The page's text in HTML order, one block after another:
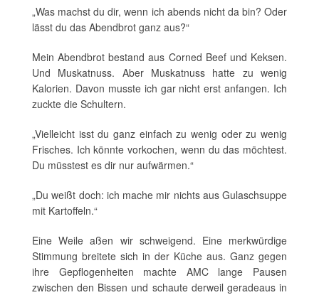
„Was machst du dir, wenn ich abends nicht da bin? Oder
lässt du das Abendbrot ganz aus?“
Mein Abendbrot bestand aus Corned Beef und Keksen.
Und Muskatnuss. Aber Muskatnuss hatte zu wenig
Kalorien. Davon musste ich gar nicht erst anfangen. Ich
zuckte die Schultern.
„Vielleicht isst du ganz einfach zu wenig oder zu wenig
Frisches. Ich könnte vorkochen, wenn du das möchtest.
Du müsstest es dir nur aufwärmen.“
„Du weißt doch: ich mache mir nichts aus Gulaschsuppe
mit Kartoffeln.“
Eine Weile aßen wir schweigend. Eine merkwürdige
Stimmung breitete sich in der Küche aus. Ganz gegen
ihre Gepflogenheiten machte AMC lange Pausen
zwischen den Bissen und schaute derweil geradeaus in